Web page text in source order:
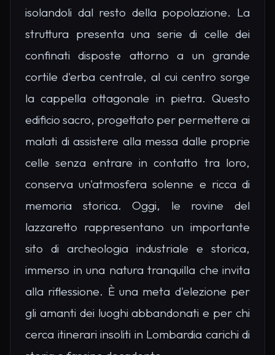
isolandoli dal resto della popolazione. La
struttura presenta una serie di celle dei
confinati disposte attorno a un grande
cortile d'erba centrale, al cui centro sorge
la cappella ottagonale in pietra. Questo
edificio sacro, progettato per permettere ai
malati di assistere alla messa dalle proprie
celle senza entrare in contatto tra loro,
conserva un'atmosfera solenne e ricca di
memoria storica. Oggi, le rovine del
lazzaretto rappresentano un importante
sito di archeologia industriale e storica,
immerso in una natura tranquilla che invita
alla riflessione. È una meta d'elezione per
gli amanti dei luoghi abbandonati e per chi
cerca itinerari insoliti in Lombardia carichi di